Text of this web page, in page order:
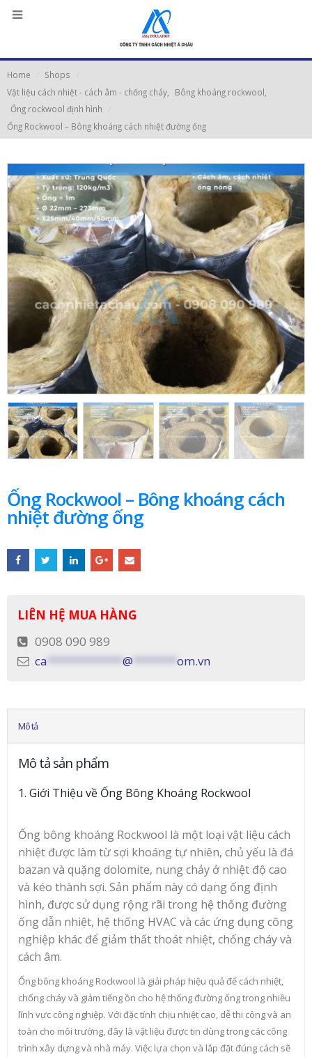
Home
Shops
Vật liệu cách nhiệt - cách âm - chống cháy
Bông khoáng rockwool
Ống rockwool định hình
Ống Rockwool – Bông khoáng cách nhiệt đường ống
Ống Rockwool – Bông khoáng cách
nhiệt đường ống
LIÊN HỆ MUA HÀNG
0908 090 989
ca
@ om.vn
Mô tả
Mô tả sản phẩm
1. Giới Thiệu về Ống Bông Khoáng Rockwool
Ống bông khoáng Rockwool là một loại vật liệu cách
nhiệt được làm từ sợi khoáng tự nhiên, chủ yếu là đá
bazan và quặng dolomite, nung chảy ở nhiệt độ cao
và kéo thành sợi. Sản phẩm này có dạng ống định
hình, được sử dụng rộng rãi trong hệ thống đường
ống dẫn nhiệt, hệ thống HVAC và các ứng dụng công
nghiệp khác để giảm thất thoát nhiệt, chống cháy và
cách âm.
Ống bông khoáng Rockwool là giải pháp hiệu quả để cách nhiệt,
chống cháy và giảm tiếng ồn cho hệ thống đường ống trong nhiều
lĩnh vực công nghiệp. Với đặc tính chịu nhiệt cao, dễ thi công và an
toàn cho môi trường, đây là vật liệu được tin dùng trong các công
trình xây dựng và nhà máy. Việc lựa chọn và lắp đặt đúng cách sẽ